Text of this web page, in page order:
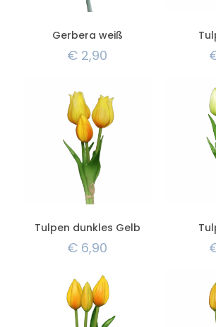
Gerbera weiß
€ 2,90
Tulpen dunkles Gelb
€ 6,90